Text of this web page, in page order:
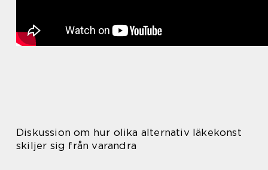
Diskussion om hur olika alternativ läkekonst
skiljer sig från varandra